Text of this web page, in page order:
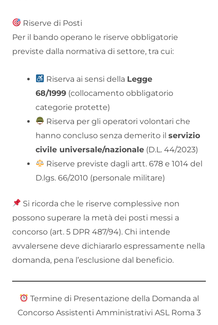
Riserve di Posti
Per il bando operano le riserve obbligatorie
previste dalla normativa di settore, tra cui:
Riserva ai sensi della Legge
68/1999 (collocamento obbligatorio
categorie protette)
Riserva per gli operatori volontari che
hanno concluso senza demerito il servizio
civile universale/nazionale (D.L. 44/2023)
Riserve previste dagli artt. 678 e 1014 del
D.lgs. 66/2010 (personale militare)
Si ricorda che le riserve complessive non
possono superare la metà dei posti messi a
concorso (art. 5 DPR 487/94). Chi intende
avvalersene deve dichiararlo espressamente nella
domanda, pena l’esclusione dal beneficio.
Termine di Presentazione della Domanda al
Concorso Assistenti Amministrativi ASL Roma 3